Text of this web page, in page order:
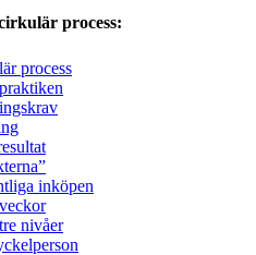
process:
process
inköpen
nivåer